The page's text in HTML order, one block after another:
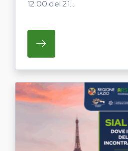
12:00 del 21...
SU REGIONE LAZIO